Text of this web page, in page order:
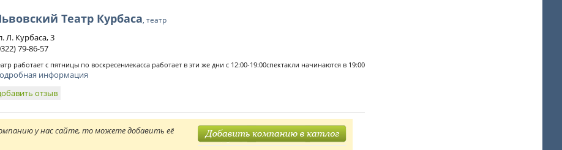
Театр Курбаса, театр
Л. Курбаса, 3
79-86-57
работает с пятницы по воскресениекасса работает в эти же дни с 12:00-19:00спектакли начинаются в 19:00
информация
отзыв
у нас сайте, то можете добавить её